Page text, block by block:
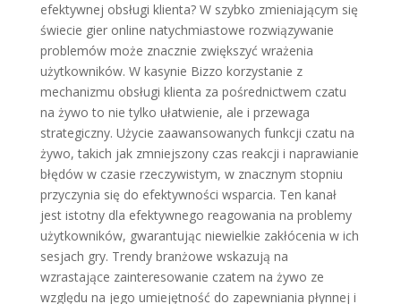
efektywnej obsługi klienta? W szybko zmieniającym się
świecie gier online natychmiastowe rozwiązywanie
problemów może znacznie zwiększyć wrażenia
użytkowników. W kasynie Bizzo korzystanie z
mechanizmu obsługi klienta za pośrednictwem czatu
na żywo to nie tylko ułatwienie, ale i przewaga
strategiczny. Użycie zaawansowanych funkcji czatu na
żywo, takich jak zmniejszony czas reakcji i naprawianie
błędów w czasie rzeczywistym, w znacznym stopniu
przyczynia się do efektywności wsparcia. Ten kanał
jest istotny dla efektywnego reagowania na problemy
użytkowników, gwarantując niewielkie zakłócenia w ich
sesjach gry. Trendy branżowe wskazują na
wzrastające zainteresowanie czatem na żywo ze
względu na jego umiejętność do zapewniania płynnej i